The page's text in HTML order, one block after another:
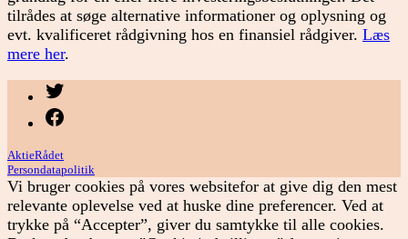
tilrådes at søge alternative informationer og oplysning og
evt. kvalificeret rådgivning hos en finansiel rådgiver. Læs
mere her.
AktieRådet
Persondatapolitik
Vi bruger cookies på vores websitefor at give dig den mest
relevante oplevelse ved at huske dine preferencer. Ved at
trykke på “Accepter”, giver du samtykke til alle cookies.